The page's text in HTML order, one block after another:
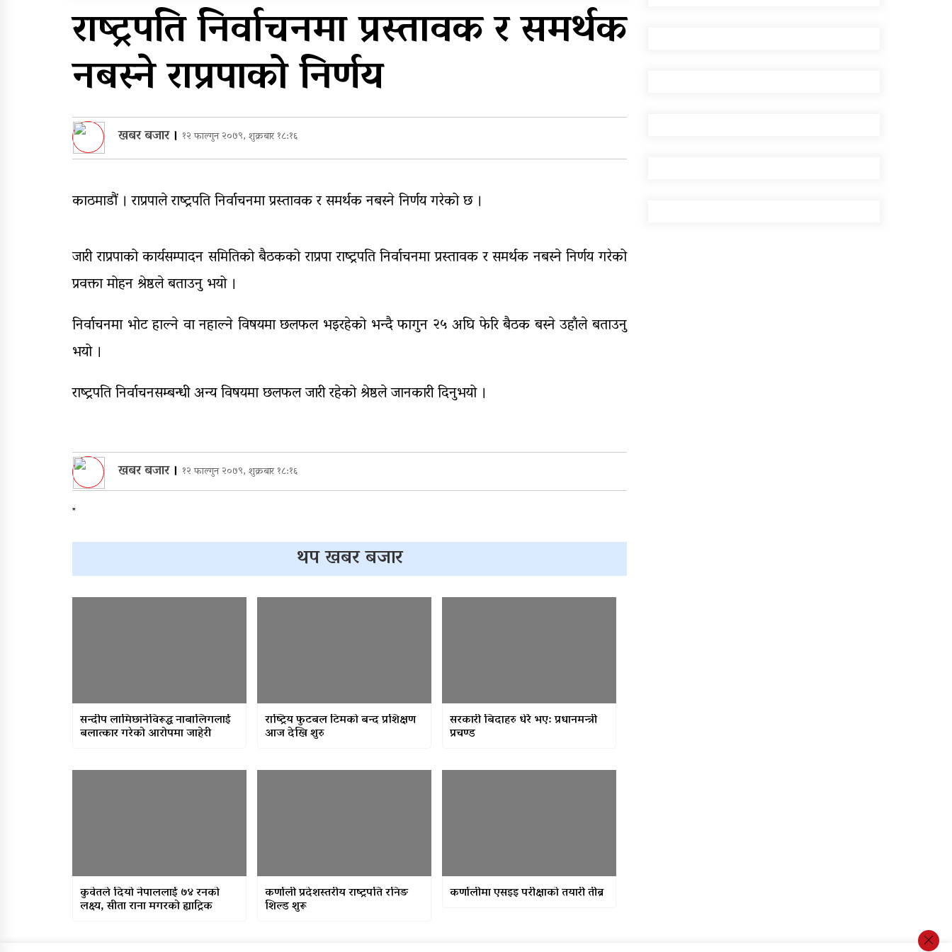
शुल्कदर यस्तो छ…
घरमाथि पहिरो खस्दा ३ वर्षीय
बालकको मृत्यु, दुई घाइते
राष्ट्रपति निर्वाचनमा प्रस्तावक र समर्थक
नबस्ने राप्रपाको निर्णय
खबर बजार। १२ फाल्गुन २०७९, शुक्रबार १८:१६
काठमाडौं । राप्रपाले राष्ट्रपति निर्वाचनमा प्रस्तावक र समर्थक नबस्ने निर्णय गरेको छ ।
जारी राप्रपाको कार्यसम्पादन समितिको बैठकको राप्रपा राष्ट्रपति निर्वाचनमा प्रस्तावक र समर्थक नबस्ने निर्णय गरेको
प्रवक्ता मोहन श्रेष्ठले बताउनु भयो ।
निर्वाचनमा भोट हाल्ने वा नहाल्ने विषयमा छलफल भइरहेको भन्दै फागुन २५ अघि फेरि बैठक बस्ने उहाँले बताउनु
भयो ।
राष्ट्रपति निर्वाचनसम्बन्धी अन्य विषयमा छलफल जारी रहेको श्रेष्ठले जानकारी दिनुभयो ।
खबर बजार। १२ फाल्गुन २०७९, शुक्रबार १८:१६
"
थप खबर बजार
सन्दीप लामिछानेविरूद्ध नाबालिगलाई
बलात्कार गरेको आरोपमा जाहेरी
राष्ट्रिय फुटबल टिमको बन्द प्रशिक्षण
आज देखि शुरु
सरकारी बिदाहरु धेरै भए: प्रधानमन्त्री
प्रचण्ड
कुवेतले दियो नेपाललाई ७४ रनको
लक्ष्य, सीता राना मगरको ह्याट्रिक
कर्णाली प्रदेशस्तरीय राष्ट्रपति रनिङ
शिल्ड शुरू
कर्णालीमा एसइइ परीक्षाको तयारी तीब्र